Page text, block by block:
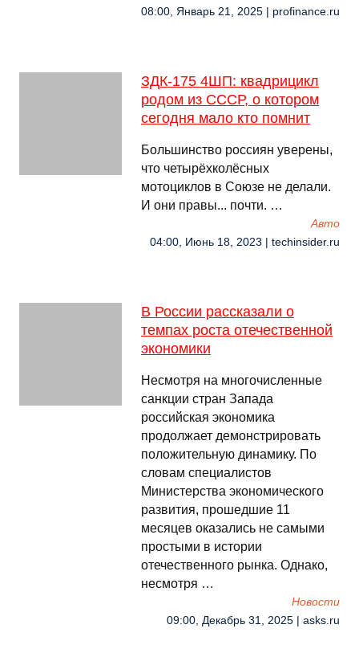
08:00, Январь 21, 2025 | profinance.ru
ЗДК-175 4ШП: квадрицикл
родом из СССР, о котором
сегодня мало кто помнит
Большинство россиян уверены,
что четырёхколёсных
мотоциклов в Союзе не делали.
И они правы... почти. …
Авто
04:00, Июнь 18, 2023 | techinsider.ru
В России рассказали о
темпах роста отечественной
экономики
Несмотря на многочисленные
санкции стран Запада
российская экономика
продолжает демонстрировать
положительную динамику. По
словам специалистов
Министерства экономического
развития, прошедшие 11
месяцев оказались не самыми
простыми в истории
отечественного рынка. Однако,
несмотря …
Новости
09:00, Декабрь 31, 2025 | asks.ru